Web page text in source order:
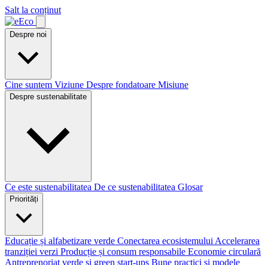
Salt la conținut
Despre noi
Cine suntem Viziune Despre fondatoare Misiune
Despre sustenabilitate
Ce este sustenabilitatea De ce sustenabilitatea Glosar
Priorități
Educație și alfabetizare verde Conectarea ecosistemului Accelerarea
tranziției verzi Producție și consum responsabile Economie circulară
Antreprenoriat verde și green start-ups Bune practici și modele